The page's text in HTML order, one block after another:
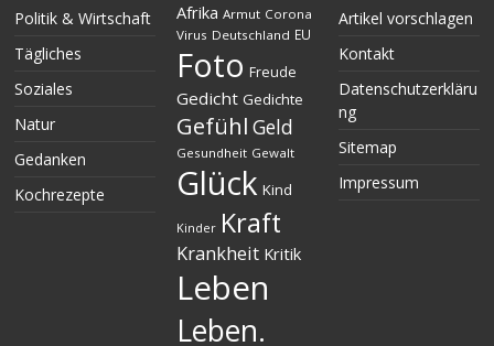
Politik & Wirtschaft
Tägliches
Soziales
Natur
Gedanken
Kochrezepte
Afrika Armut Corona
Virus Deutschland EU
Foto Freude
Gedicht Gedichte
Gefühl Geld
Gesundheit Gewalt
Glück Kind
Kinder Kraft
Krankheit Kritik
Leben
Leben.
Artikel vorschlagen
Kontakt
Datenschutzerkläru
ng
Sitemap
Impressum